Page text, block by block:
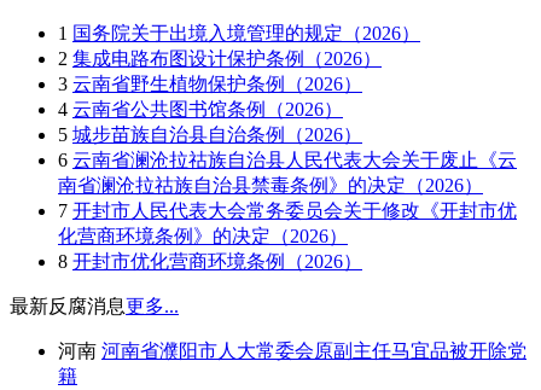
1 国务院关于出境入境管理的规定（2026）
2 集成电路布图设计保护条例（2026）
3 云南省野生植物保护条例（2026）
4 云南省公共图书馆条例（2026）
5 城步苗族自治县自治条例（2026）
6 云南省澜沧拉祜族自治县人民代表大会关于废止《云
南省澜沧拉祜族自治县禁毒条例》的决定（2026）
7 开封市人民代表大会常务委员会关于修改《开封市优
化营商环境条例》的决定（2026）
8 开封市优化营商环境条例（2026）
最新反腐消息更多...
河南 河南省濮阳市人大常委会原副主任马宜品被开除党
籍